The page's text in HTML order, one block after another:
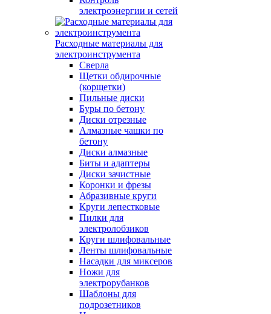
электроэнергии и сетей
Расходные материалы для
электроинструмента
Сверла
Щетки обдирочные
(корщетки)
Пильные диски
Буры по бетону
Диски отрезные
Алмазные чашки по
бетону
Диски алмазные
Биты и адаптеры
Диски зачистные
Коронки и фрезы
Абразивные круги
Круги лепестковые
Пилки для
электролобзиков
Круги шлифовальные
Ленты шлифовальные
Насадки для миксеров
Ножи для
электрорубанков
Шаблоны для
подрозетников